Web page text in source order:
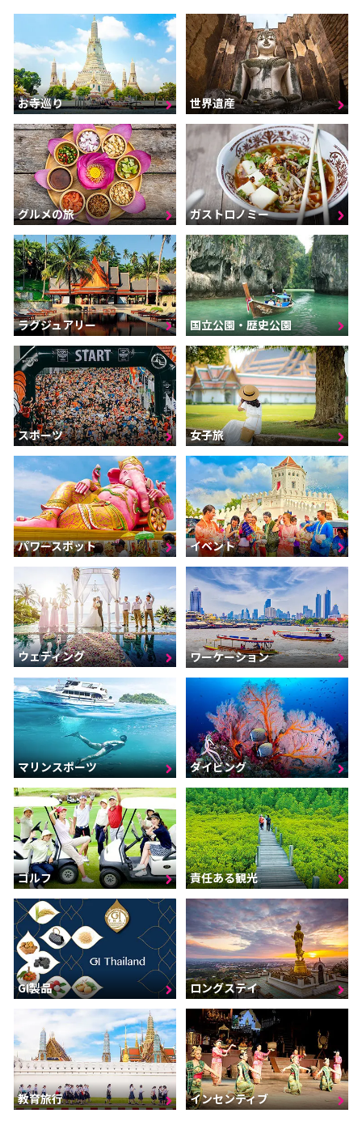
お寺巡り 世界遺産
グルメの旅 ガストロノミー
ラグジュアリー 国立公園・歴史公園
スポーツ 女子旅
パワースポット イベント
ウェディング ワーケーション
マリンスポーツ ダイビング
ゴルフ 責任ある観光
GI製品 ロングステイ
教育旅行 インセンティブ